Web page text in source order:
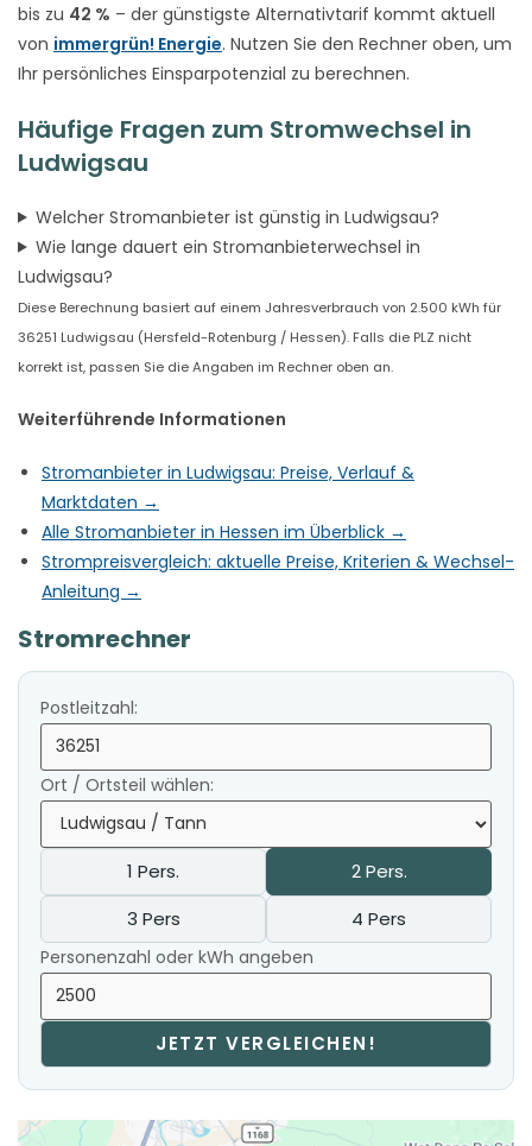
bis zu 42 % – der günstigste Alternativtarif kommt aktuell
von immergrün! Energie. Nutzen Sie den Rechner oben, um
Ihr persönliches Einsparpotenzial zu berechnen.
Häufige Fragen zum Stromwechsel in
Ludwigsau
Welcher Stromanbieter ist günstig in Ludwigsau?
Wie lange dauert ein Stromanbieterwechsel in
Ludwigsau?
Diese Berechnung basiert auf einem Jahresverbrauch von 2.500 kWh für
36251 Ludwigsau (Hersfeld-Rotenburg / Hessen). Falls die PLZ nicht
korrekt ist, passen Sie die Angaben im Rechner oben an.
Weiterführende Informationen
Stromanbieter in Ludwigsau: Preise, Verlauf &
Marktdaten →
Alle Stromanbieter in Hessen im Überblick →
Strompreisvergleich: aktuelle Preise, Kriterien & Wechsel-
Anleitung →
Stromrechner
Postleitzahl:
Ort / Ortsteil wählen:
1 Pers.
2 Pers.
3 Pers
4 Pers
Personenzahl oder kWh angeben
JETZT VERGLEICHEN!